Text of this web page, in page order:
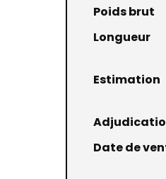
Poids brut
Longueur
Estimation
Date de